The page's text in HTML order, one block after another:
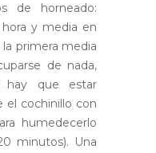
de horneado:
y media en
la primera media
de nada,
hay que estar
el cochinillo con
humedecerlo
minutos). Una